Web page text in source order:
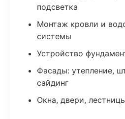
подсветка
Монтаж кровли и
системы
Устройство
Фасады: утепление,
сайдинг
Окна, двери,